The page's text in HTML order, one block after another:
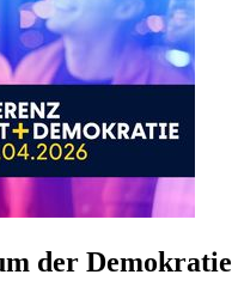
der Demokratie